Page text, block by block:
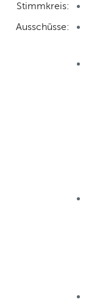
Stimmkreis:
Ausschüsse: